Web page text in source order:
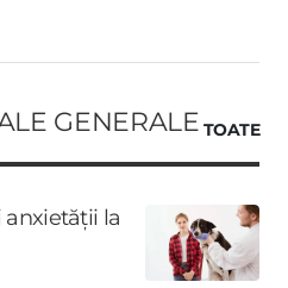
GENERALE TOATE
anxietății la